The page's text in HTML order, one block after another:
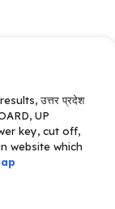
उत्तर प्रदेश
UP
key, cut off,
website which